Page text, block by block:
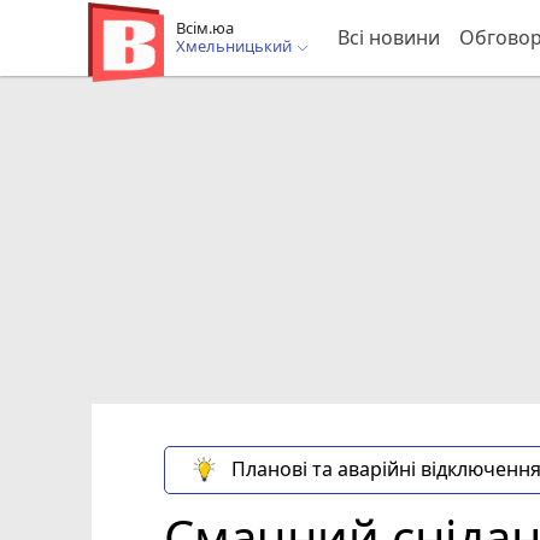
Всім.юа
Хмельницький
Всі новини
Планові та аварійні